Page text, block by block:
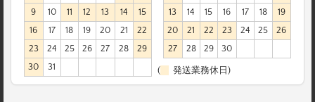
9
10 11 12 13 14
15
16
17 18 19 20 21
22
23
24 25 26 27 28
29
30
31
13
14 15 16 17 18
19
20
21 22 23 24 25
26
27
28 29 30
( 発送業務休日)